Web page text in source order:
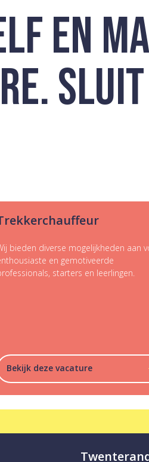
EN
aan voor
en leerlingen.
Wij